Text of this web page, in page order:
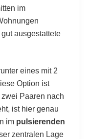
im
ausgestattete
eines mit 2
Option ist
Paaren nach
ist hier genau
im pulsierenden
zentralen Lage